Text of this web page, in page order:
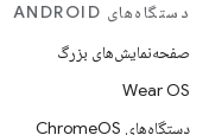
دستگاه‌های ANDROID
صفحه‌نمایش‌های بزرگ
Wear OS
دستگاه‌های ChromeOS